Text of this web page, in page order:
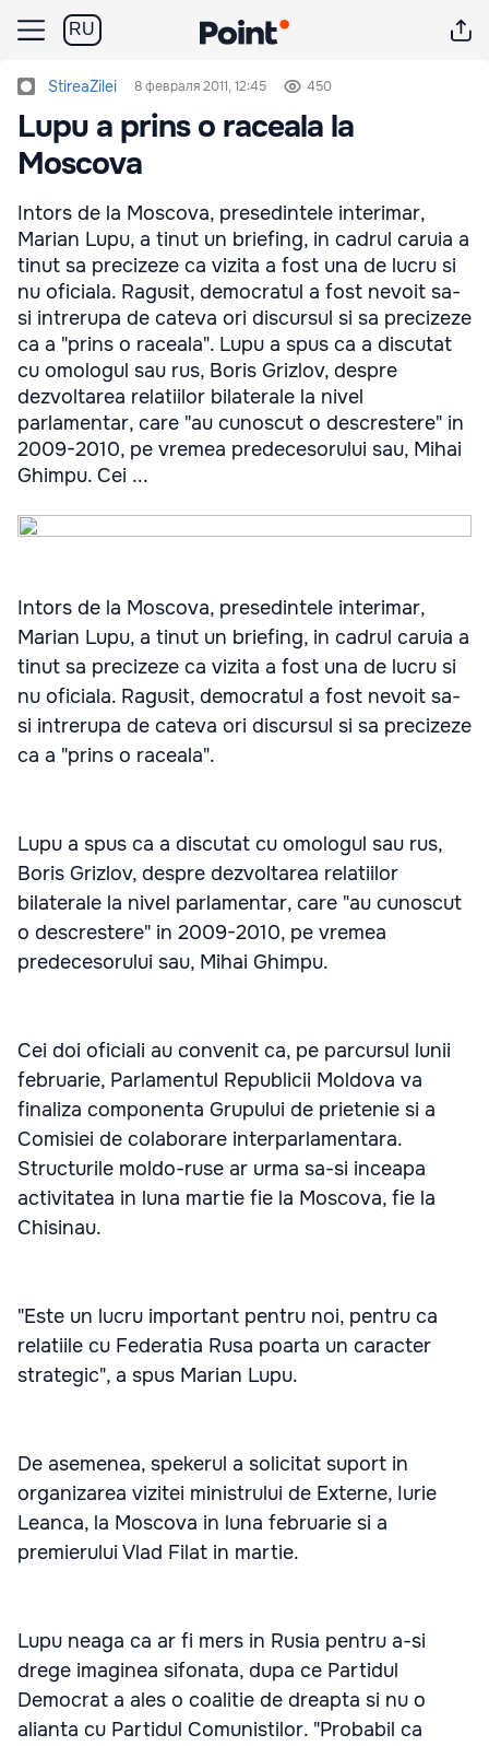
RU
StireaZilei 8 февраля 2011, 12:45 450
Lupu a prins o raceala la
Moscova
Intors de la Moscova, presedintele interimar,
Marian Lupu, a tinut un briefing, in cadrul caruia a
tinut sa precizeze ca vizita a fost una de lucru si
nu oficiala. Ragusit, democratul a fost nevoit sa-
si intrerupa de cateva ori discursul si sa precizeze
ca a "prins o raceala". Lupu a spus ca a discutat
cu omologul sau rus, Boris Grizlov, despre
dezvoltarea relatiilor bilaterale la nivel
parlamentar, care "au cunoscut o descrestere" in
2009-2010, pe vremea predecesorului sau, Mihai
Ghimpu. Cei ...
Intors de la Moscova, presedintele interimar,
Marian Lupu, a tinut un briefing, in cadrul caruia a
tinut sa precizeze ca vizita a fost una de lucru si
nu oficiala. Ragusit, democratul a fost nevoit sa-
si intrerupa de cateva ori discursul si sa precizeze
ca a "prins o raceala".
Lupu a spus ca a discutat cu omologul sau rus,
Boris Grizlov, despre dezvoltarea relatiilor
bilaterale la nivel parlamentar, care "au cunoscut
o descrestere" in 2009-2010, pe vremea
predecesorului sau, Mihai Ghimpu.
Cei doi oficiali au convenit ca, pe parcursul lunii
februarie, Parlamentul Republicii Moldova va
finaliza componenta Grupului de prietenie si a
Comisiei de colaborare interparlamentara.
Structurile moldo-ruse ar urma sa-si inceapa
activitatea in luna martie fie la Moscova, fie la
Chisinau.
"Este un lucru important pentru noi, pentru ca
relatiile cu Federatia Rusa poarta un caracter
strategic", a spus Marian Lupu.
De asemenea, spekerul a solicitat suport in
organizarea vizitei ministrului de Externe, Iurie
Leanca, la Moscova in luna februarie si a
premierului Vlad Filat in martie.
Lupu neaga ca ar fi mers in Rusia pentru a-si
drege imaginea sifonata, dupa ce Partidul
Democrat a ales o coalitie de dreapta si nu o
alianta cu Partidul Comunistilor. "Probabil ca